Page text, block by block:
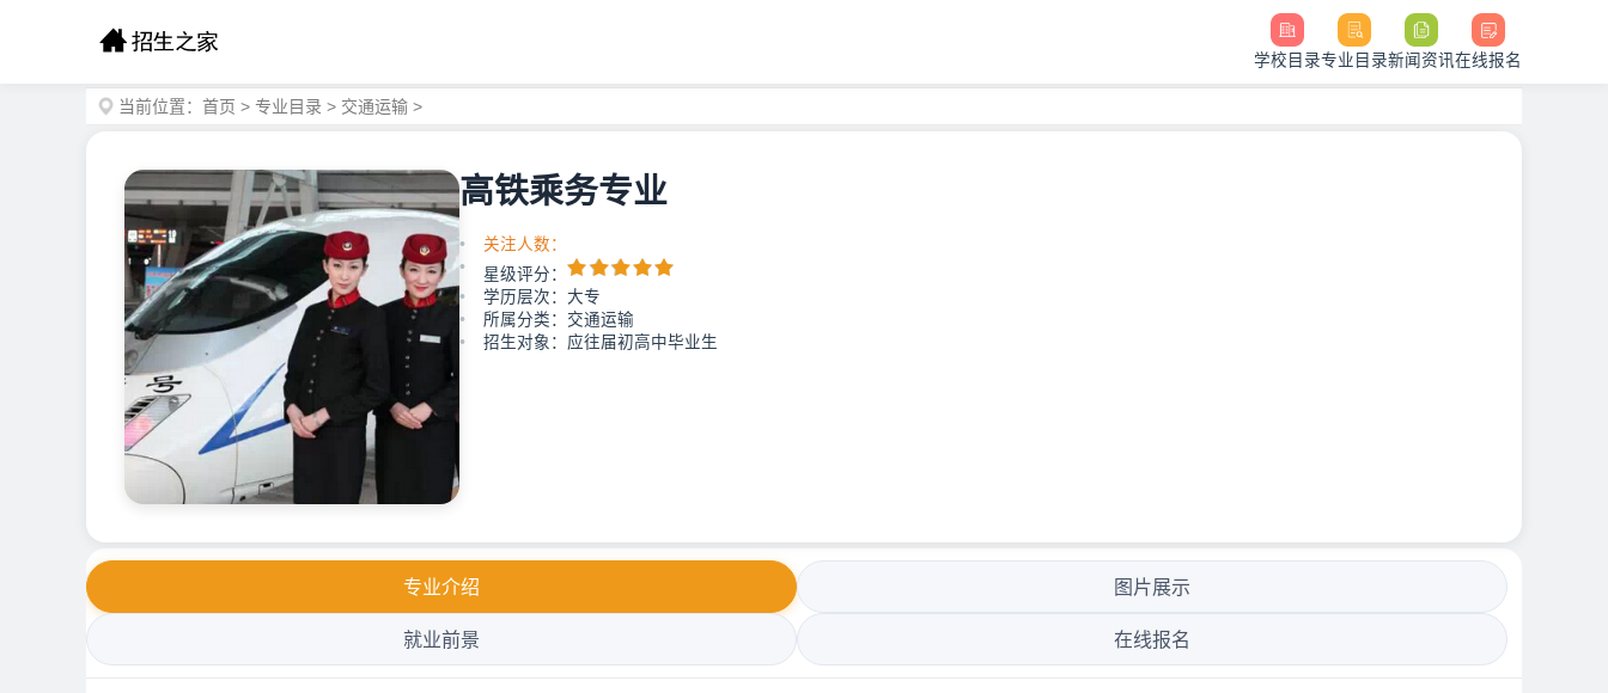
学校目录专业目录新闻资讯在线报名
当前位置： 首页 > 专业目录 > 交通运输 >
高铁乘务专业
关注人数：
星级评分：
学历层次：大专
所属分类：交通运输
招生对象：应往届初高中毕业生
专业介绍 图片展示
就业前景 在线报名